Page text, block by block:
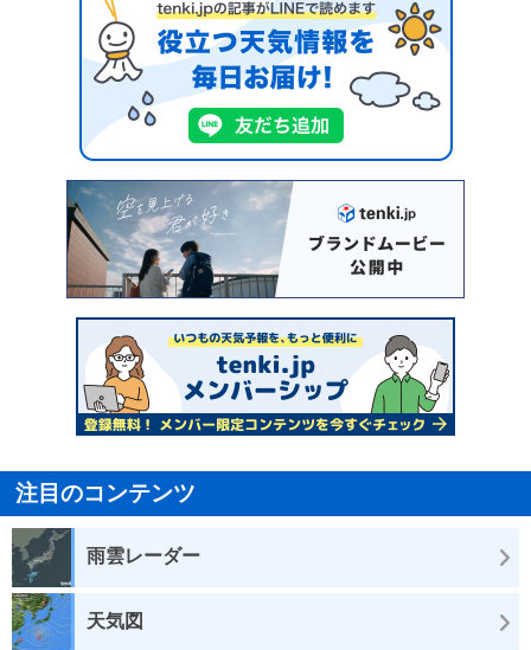
注目のコンテンツ
雨雲レーダー
天気図